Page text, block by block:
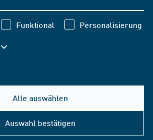
Funktional Personalisierung
Alle auswählen
Auswahl bestätigen